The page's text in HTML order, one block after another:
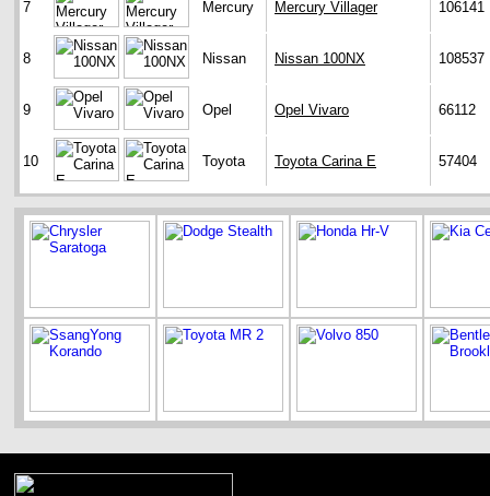
7 Mercury Mercury Villager 106141
8 Nissan Nissan 100NX 108537
9 Opel Opel Vivaro 66112
10 Toyota Toyota Carina E 57404